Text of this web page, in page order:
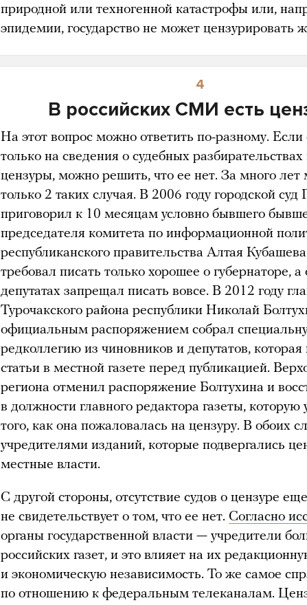
природной или техногенной катастрофы или,
эпидемии, государство не может цензурировать
4
В российских СМИ есть
На этот вопрос можно ответить по-разному. Если
только на сведения о судебных
цензуры, можно решить, что ее нет. За много
только 2 таких случая. В 2006 году городской суд
приговорил к 10 месяцам условно бывшего
председателя комитета по информационной
республиканского правительства Алтая
требовал писать только хорошее о губернаторе,
депутатах запрещал писать вовсе. В 2012 году
Турочакского района республики Николай
официальным распоряжением собрал
редколлегию из чиновников и депутатов, которая
статьи в местной газете перед публикацией.
региона отменил распоряжение Болтухина и
в должности главного редактора газеты, которую
того, как она пожаловалась на цензуру. В обоих
учредителями изданий, которые подвергались
местные власти.
С другой стороны, отсутствие судов о цензуре еще
не свидетельствует о том, что ее нет. Согласно
органы государственной власти — учредители
российских газет, и это влияет на их
и экономическую независимость. То же самое
по отношению к федеральным телеканалам.